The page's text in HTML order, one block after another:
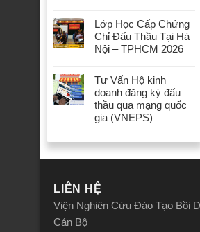
Lớp Học Cấp Chứng
Chỉ Đấu Thầu Tại Hà
Nội – TPHCM 2026
Tư Vấn Hộ kinh
doanh đăng ký đấu
thầu qua mạng quốc
gia (VNEPS)
LIÊN HỆ
Viện Nghiên Cứu Đào Tạo Bồi
Cán Bộ